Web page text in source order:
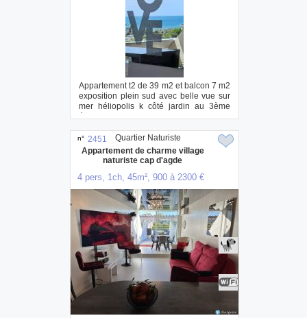
Appartement t2 de 39 m2 et balcon 7 m2
exposition plein sud avec belle vue sur
mer héliopolis k côté jardin au 3ème
éta...
n° 2451
Appartement de charme village
naturiste cap d'agde
4 pers, 1ch, 45m², 900 à 2300 €
Quartier Naturiste